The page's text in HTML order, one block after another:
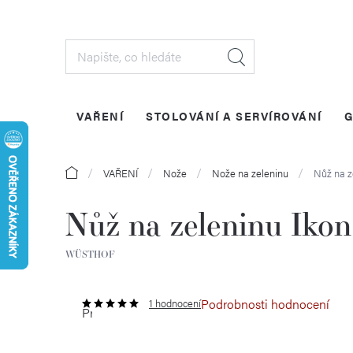
VAŘENÍ STOLOVÁNÍ A SERVÍROVÁNÍ
DomůVAŘENÍ Nože Nože na zeleninu Nůž na
Nůž na zeleninu
WÜSTHOF
Průměrné
hodnocení
1 hodnoceníPodrobnosti hodnocení